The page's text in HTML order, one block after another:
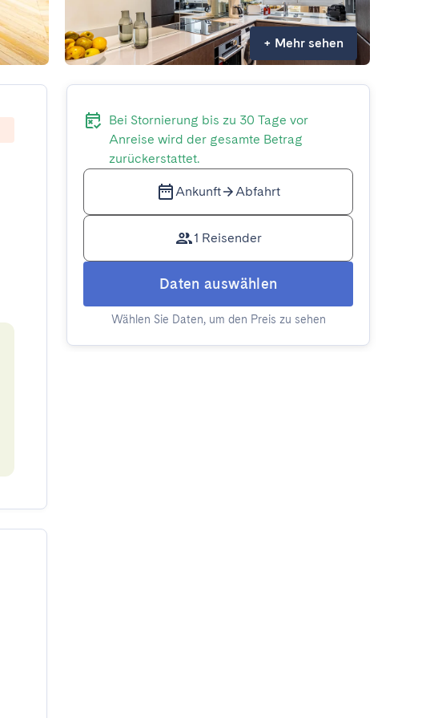
+ Mehr sehen
Bei Stornierung bis zu 30 Tage vor
Anreise wird der gesamte Betrag
zurückerstattet.
Ankunft Abfahrt
1 Reisender
Daten auswählen
Wählen Sie Daten, um den Preis zu sehen